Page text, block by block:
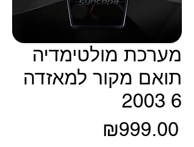
מערכת מולטימדיה
תואם מקור למאזדה
6 2003
₪999.00